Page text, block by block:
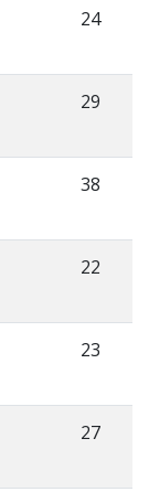
24
29
38
22
23
27